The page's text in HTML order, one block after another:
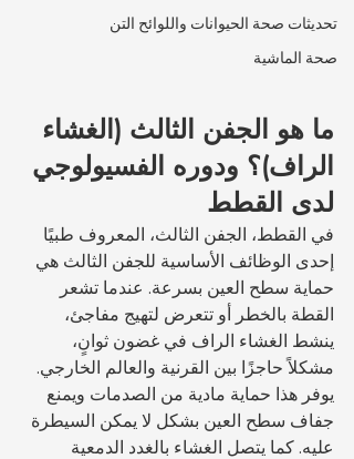
تحديثات صحة الحيوانات واللوائح التن
صحة الماشية
ما هو الجفن الثالث (الغشاء
الراف)؟ ودوره الفسيولوجي
لدى القطط
في القطط، الجفن الثالث، المعروف طبيًا
إحدى الوظائف الأساسية للجفن الثالث هي
حماية سطح العين بسرعة. عندما تشعر
القطة بالخطر أو تتعرض لتهيج مفاجئ،
ينشط الغشاء الراف في غضون ثوانٍ،
مشكلاً حاجزًا بين القرنية والعالم الخارجي.
يوفر هذا حماية مادية من الصدمات ويمنع
جفاف سطح العين بشكل لا يمكن السيطرة
عليه. كما يتصل الغشاء بالغدد الدمعية